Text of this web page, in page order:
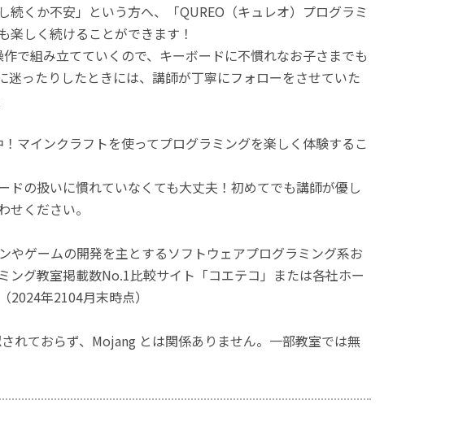
続くか不安」という方へ、「QUREO（キュレオ）プログラミ
楽しく続けることができます！
で組み立てていくので、キーボードに不慣れなお子さまでも
ったりしたときには、講師が丁寧にフォローをさせていた
マインクラフトを使ってプログラミングを楽しく体験するこ
の扱いに慣れていなくても大丈夫！初めてでも講師が優し
ください。
ゲームの開発を主とするソフトウェアプログラミング系お
グ教室掲載数No.1比較サイト「コエテコ」または各社ホー
年2104月末時点）
れておらず、Mojang とは関係ありません。一部教室では無